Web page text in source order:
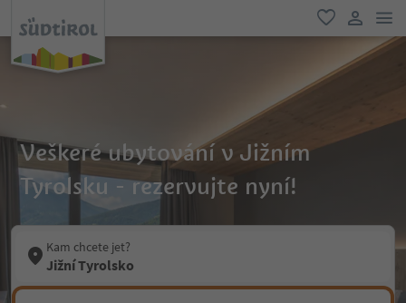
oblíbené
Veškeré ubytování v Jižním
Tyrolsku - rezervujte nyní!
Kam chcete jet?
Jižní Tyrolsko